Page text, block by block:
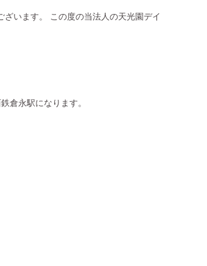
います。 この度の当法人の天光園デイ
けると西鉄倉永駅になります。